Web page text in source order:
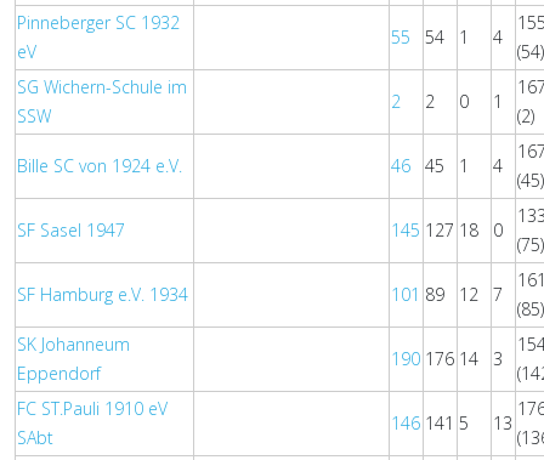
Pinneberger SC 1932
eV
55 54 1 4
(54)
SG Wichern-Schule im
SSW
2 2 0 1
(2)
Bille SC von 1924 e.V. 46 45 1 4
(45)
SF Sasel 1947 145 127 18 0
(75)
SF Hamburg e.V. 1934 101 89 12 7
(85)
SK Johanneum
Eppendorf
190 176 14 3
FC ST.Pauli 1910 eV
SAbt
146 141 5 13